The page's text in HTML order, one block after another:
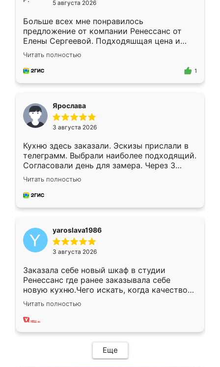
5 августа 2026
Больше всех мне понравилось
предложение от компании Ренессанс от
Елены Сергеевой. Подходяшщая цена и
короткие сроки изготовления. Приехавший
для замера сотрудник Владислав
предложил по моему эскизу самый
Читать полностью
1
Ярослава
3 августа 2026
Кухню здесь заказали. Эскизы прислали в
телеграмм. Выбрали наиболее подходящий.
Согласовали день для замера. Через 3
недели кухня была уже готова. Остались
довольны работой. Спасибо Ренессанс
мебель за качественную работу!
Читать полностью
yaroslava1986
3 августа 2026
Заказала себе новый шкаф в студии
Ренессанс где ранее заказывала себе
новую кухню.Чего искать, когда качеством
вполне довольна. Служит кухня уже почти
два года, нареканий нет.
Читать полностью
Еще